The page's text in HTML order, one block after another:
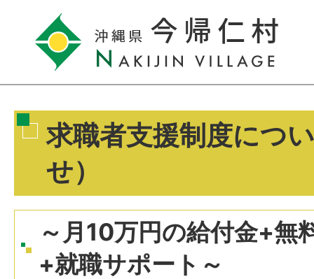
求職者支援制度につ
せ）
～月10万円の給付金+無
+就職サポート～